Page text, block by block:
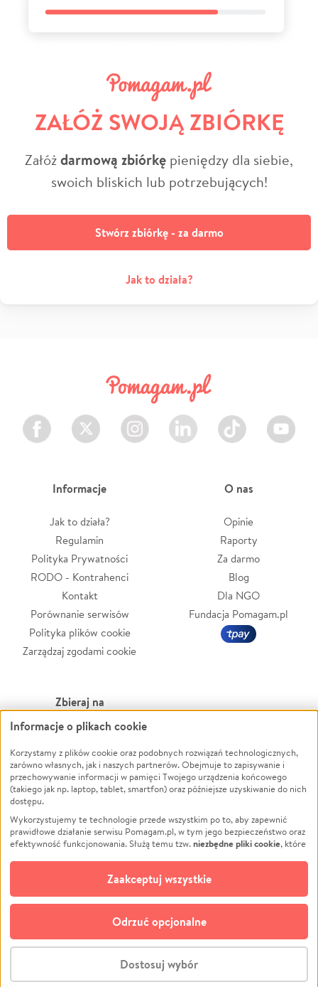
ZAŁÓŻ SWOJĄ ZBIÓRKĘ
Załóżdarmową zbiórkę pieniędzy dla siebie,
swoich bliskich lub potrzebujących!
Stwórz zbiórkę - za darmo
Jak to działa?
Stwórz zbiórkę - za darmo
Facebook Twitter Instagram LinkedIn TikTok Youtube
Informacje
Jak to działa?
Regulamin
Polityka Prywatności
RODO - Kontrahenci
Kontakt
Porównanie serwisów
Polityka plików cookie
Zarządzaj zgodami cookie
O nas
Opinie
Raporty
Za darmo
Blog
Dla NGO
Fundacja Pomagam.pl
Zbieraj na
Leczenie
Zwierzęta
Pożar
Ukraina
Pomoc Finansowa
Projekty
Pogrzeb
Społeczność lokalna
Kultura
Powódź
Wichura
NGO
Edukacja
Podróż
Impreza
Ochrona środowiska
Biznes
© CROWDING SP. Z O.O.
Informacje o plikach cookie
Korzystamy z plików cookie oraz podobnych rozwiązań technologicznych,
zarówno własnych, jak i naszych partnerów. Obejmuje to zapisywanie i
przechowywanie informacji w pamięci Twojego urządzenia końcowego
(takiego jak np. laptop, tablet, smartfon) oraz późniejsze uzyskiwanie do nich
dostępu.
Wykorzystujemy te technologie przede wszystkim po to, aby zapewnić
prawidłowe działanie serwisu Pomagam.pl, w tym jego bezpieczeństwo oraz
efektywność funkcjonowania. Służą temu tzw.niezbędne pliki cookie, które
opcjonalnych plików cookie
technologii do celów analitycznych i retargetingowych. Możesz wyrazić
zgodę na ich stosowanie lub jej odmówić. W dowolnym momencie masz
możliwość zmiany swoich preferencji na stronie „Zarządzaj zgodami cookie”,
do której link znajdziesz w stopce serwisu Pomagam.pl. Opcjonalne pliki
cookie wykorzystywane są w następujących celach:
działanie serwisu Pomagam.pl. Dzięki nim możemy zrozumieć, jak
użytkownicy korzystają z naszego serwisu – skąd trafiają do serwisu, jak
Dostosuj wybór
Odrzuć opcjonalne
Zaakceptuj wszystkie